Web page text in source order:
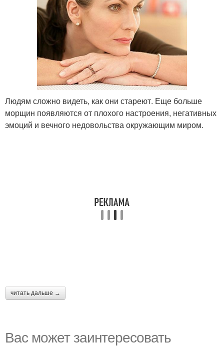
Людям сложно видеть, как они стареют. Еще больше
морщин появляются от плохого настроения, негативных
эмоций и вечного недовольства окружающим миром.
читать дальше →
Вас может заинтересовать